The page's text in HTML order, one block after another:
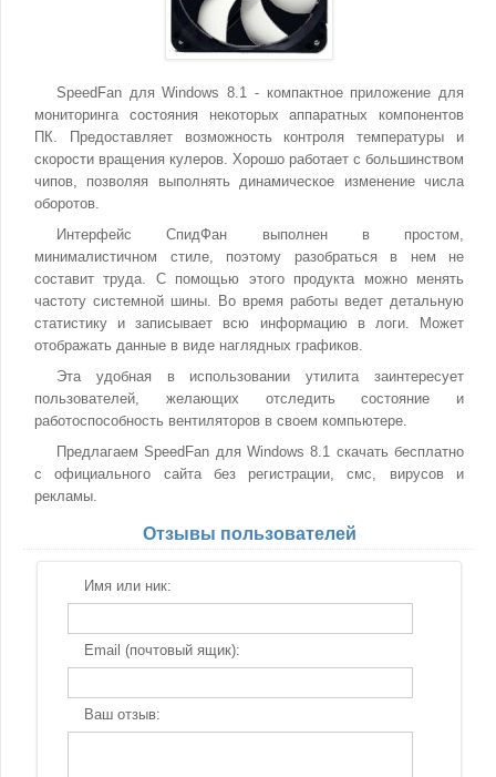
SpeedFan для Windows 8.1 - компактное приложение для
мониторинга состояния некоторых аппаратных компонентов
ПК. Предоставляет возможность контроля температуры и
скорости вращения кулеров. Хорошо работает с большинством
чипов, позволяя выполнять динамическое изменение числа
оборотов.
Интерфейс СпидФан выполнен в простом,
минималистичном стиле, поэтому разобраться в нем не
составит труда. С помощью этого продукта можно менять
частоту системной шины. Во время работы ведет детальную
статистику и записывает всю информацию в логи. Может
отображать данные в виде наглядных графиков.
Эта удобная в использовании утилита заинтересует
пользователей, желающих отследить состояние и
работоспособность вентиляторов в своем компьютере.
Предлагаем SpeedFan для Windows 8.1 скачать бесплатно
с официального сайта без регистрации, смс, вирусов и
рекламы.
Отзывы пользователей
Имя или ник:
Email (почтовый ящик):
Ваш отзыв: